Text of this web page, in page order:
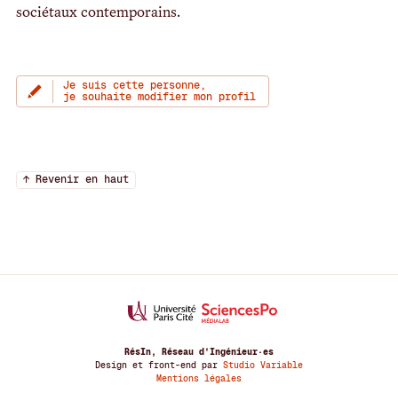
sociétaux contemporains.
Je suis cette personne,
je souhaite modifier mon profil
↑ Revenir en haut
RésIn, Réseau d’Ingénieur·es
Design et front-end par Studio Variable
Mentions légales